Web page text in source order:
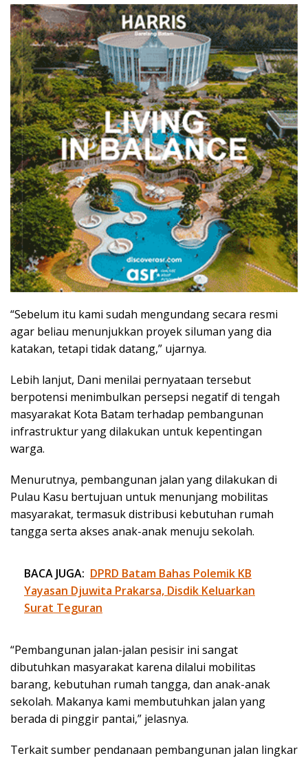
“Sebelum itu kami sudah mengundang secara resmi
agar beliau menunjukkan proyek siluman yang dia
katakan, tetapi tidak datang,” ujarnya.
Lebih lanjut, Dani menilai pernyataan tersebut
berpotensi menimbulkan persepsi negatif di tengah
masyarakat Kota Batam terhadap pembangunan
infrastruktur yang dilakukan untuk kepentingan
warga.
Menurutnya, pembangunan jalan yang dilakukan di
Pulau Kasu bertujuan untuk menunjang mobilitas
masyarakat, termasuk distribusi kebutuhan rumah
tangga serta akses anak-anak menuju sekolah.
BACA JUGA: DPRD Batam Bahas Polemik KB
Yayasan Djuwita Prakarsa, Disdik Keluarkan
Surat Teguran
“Pembangunan jalan-jalan pesisir ini sangat
dibutuhkan masyarakat karena dilalui mobilitas
barang, kebutuhan rumah tangga, dan anak-anak
sekolah. Makanya kami membutuhkan jalan yang
berada di pinggir pantai,” jelasnya.
Terkait sumber pendanaan pembangunan jalan lingkar